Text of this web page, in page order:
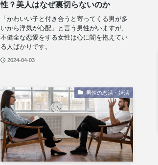
性？美人はなぜ裏切らないのか
「かわいい子と付き合うと寄ってくる男が多
いから浮気が心配」と言う男性がいますが、
不健全な恋愛をする女性は心に闇を抱えてい
る人ばかりです。
2024-04-03
男性の恋活・婚活